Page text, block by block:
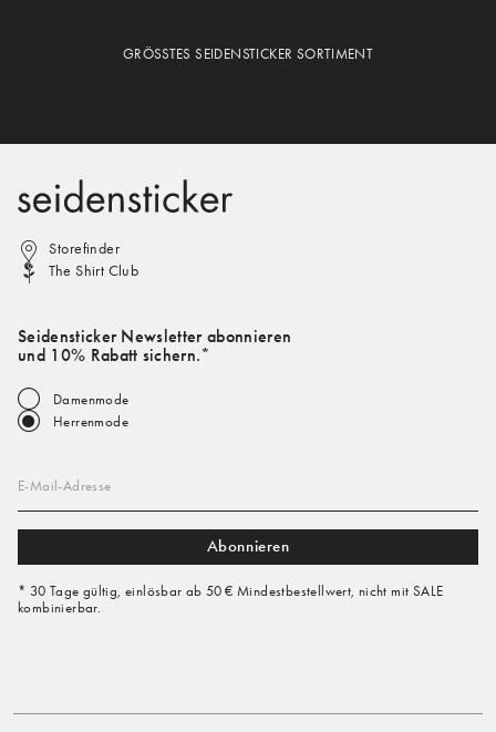
GRÖSSTES SEIDENSTICKER SORTIMENT
Storefinder
The Shirt Club
Seidensticker Newsletter abonnieren
und 10% Rabatt sichern.*
Damenmode
Herrenmode
E-Mail-Adresse
Abonnieren
* 30 Tage gültig, einlösbar ab 50 € Mindestbestellwert, nicht mit SALE
kombinierbar.